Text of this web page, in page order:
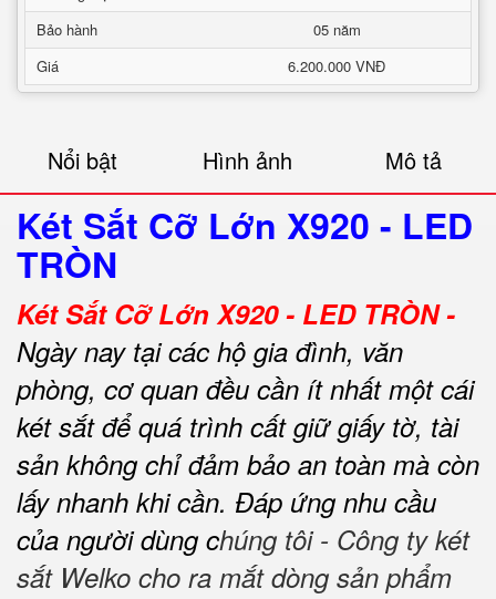
Bảo hành
05 năm
Giá
6.200.000 VNĐ
Nổi bật Hình ảnh Mô tả
Két Sắt Cỡ Lớn X920 - LED
TRÒN
Két Sắt Cỡ Lớn X920 - LED TRÒN -
Ngày nay tại các hộ gia đình, văn
phòng, cơ quan đều cần ít nhất một cái
két sắt để quá trình cất giữ giấy tờ, tài
sản không chỉ đảm bảo an toàn mà còn
lấy nhanh khi cần. Đáp ứng nhu cầu
của người dùng chúng tôi - Công ty két
sắt Welko cho ra mắt dòng sản phẩm